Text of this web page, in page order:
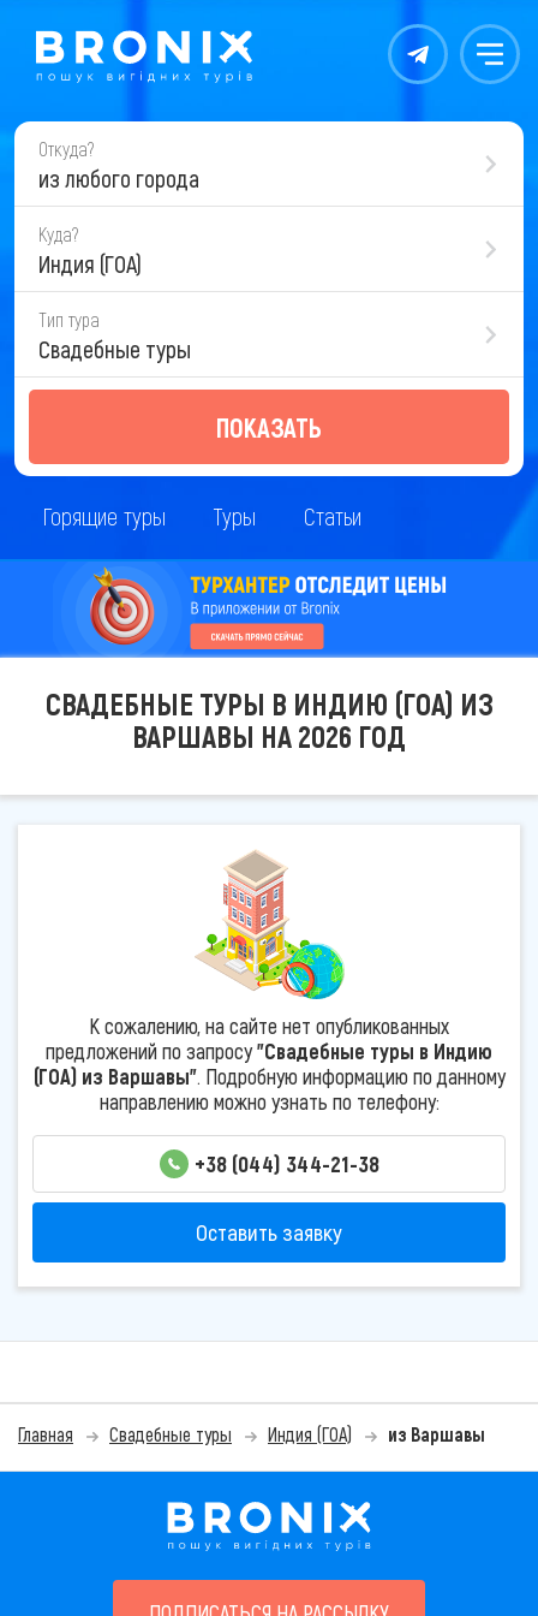
Контакты Меню
Откуда?
из любого города
Куда?
Индия (ГОА)
Тип тура
Свадебные туры
ПОКАЗАТЬ
Горящие туры Туры Статьи
СВАДЕБНЫЕ ТУРЫ В ИНДИЮ (ГОА) ИЗ
ВАРШАВЫ НА 2026 ГОД
К сожалению, на сайте нет опубликованных
предложений по запросу"Свадебные туры в Индию
(ГОА) из Варшавы". Подробную информацию по данному
направлению можно узнать по телефону:
+38 (044) 344-21-38
Оставить заявку
Главная Свадебные туры Индия (ГОА) из Варшавы